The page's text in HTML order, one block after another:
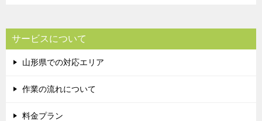
サービスについて
山形県での対応エリア
作業の流れについて
料金プラン